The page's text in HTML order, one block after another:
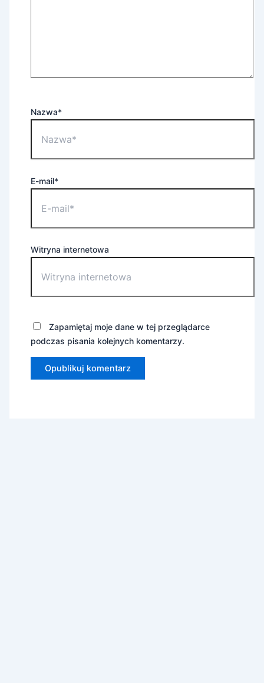
Nazwa*
E-mail*
Witryna internetowa
Zapamiętaj moje dane w tej przeglądarce
podczas pisania kolejnych komentarzy.